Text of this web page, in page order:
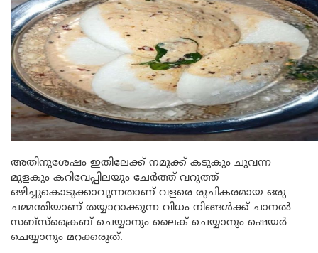
അതിനുശേഷം ഇതിലേക്ക് നമുക്ക് കടുകും ചുവന്ന
മുളകും കറിവേപ്പിലയും ചേർത്ത് വറുത്ത്
ഒഴിച്ചുകൊടുക്കാവുന്നതാണ് വളരെ രുചികരമായ ഒരു
ചമ്മന്തിയാണ് തയ്യാറാക്കുന്ന വിധം നിങ്ങൾക്ക് ചാനൽ
സബ്സ്ക്രൈബ് ചെയ്യാനും ലൈക് ചെയ്യാനും ഷെയർ
ചെയ്യാനും മറക്കരുത്.